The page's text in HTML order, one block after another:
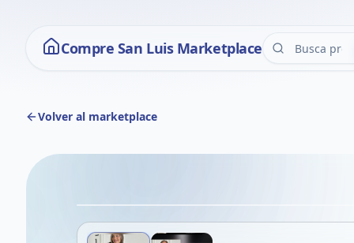
Compre San Luis Marketplace
Volver al marketplace